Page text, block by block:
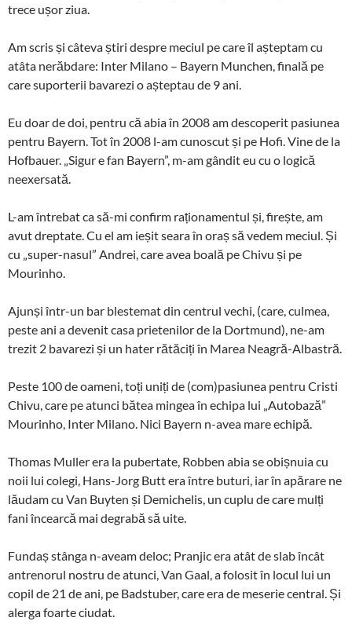
trece ușor ziua.
Am scris și câteva știri despre meciul pe care îl așteptam cu
atâta nerăbdare: Inter Milano – Bayern Munchen, finală pe
care suporterii bavarezi o așteptau de 9 ani.
Eu doar de doi, pentru că abia în 2008 am descoperit pasiunea
pentru Bayern. Tot în 2008 l-am cunoscut și pe Hofi. Vine de la
Hofbauer. „Sigur e fan Bayern”, m-am gândit eu cu o logică
neexersată.
L-am întrebat ca să-mi confirm raționamentul și, firește, am
avut dreptate. Cu el am ieșit seara în oraș să vedem meciul. Și
cu „super-nasul” Andrei, care avea boală pe Chivu și pe
Mourinho.
Ajunși într-un bar blestemat din centrul vechi, (care, culmea,
peste ani a devenit casa prietenilor de la Dortmund), ne-am
trezit 2 bavarezi și un hater rătăciți în Marea Neagră-Albastră.
Peste 100 de oameni, toți uniți de (com)pasiunea pentru Cristi
Chivu, care pe atunci bătea mingea în echipa lui „Autobază”
Mourinho, Inter Milano. Nici Bayern n-avea mare echipă.
Thomas Muller era la pubertate, Robben abia se obișnuia cu
noii lui colegi, Hans-Jorg Butt era între buturi, iar în apărare ne
lăudam cu Van Buyten și Demichelis, un cuplu de care mulți
fani încearcă mai degrabă să uite.
Fundaș stânga n-aveam deloc; Pranjic era atât de slab încât
antrenorul nostru de atunci, Van Gaal, a folosit în locul lui un
copil de 21 de ani, pe Badstuber, care era de meserie central. Și
alerga foarte ciudat.